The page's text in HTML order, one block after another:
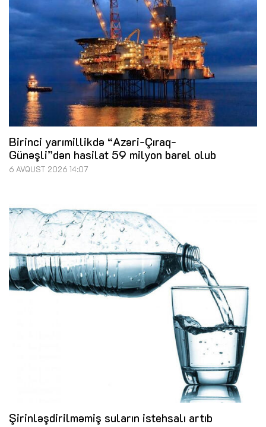
Birinci yarımillikdə “Azəri-Çıraq-
Günəşli”dən hasilat 59 milyon barel olub
6 AVQUST 2026 14:07
Şirinləşdirilməmiş suların istehsalı artıb